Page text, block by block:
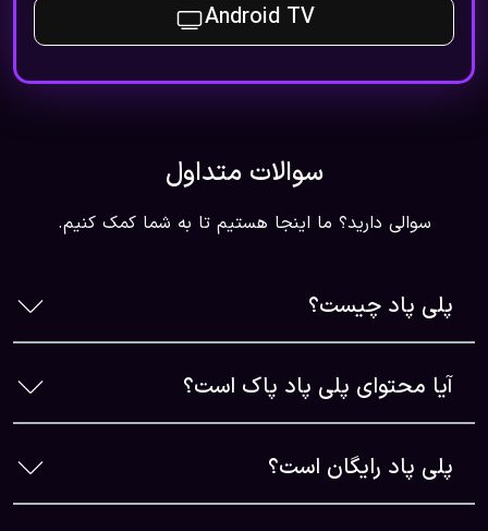
Android TV
سوالات متداول
سوالی دارید؟ ما اینجا هستیم تا به شما کمک کنیم.
پلی پاد چیست؟
آیا محتوای پلی پاد پاک است؟
پلی پاد رایگان است؟